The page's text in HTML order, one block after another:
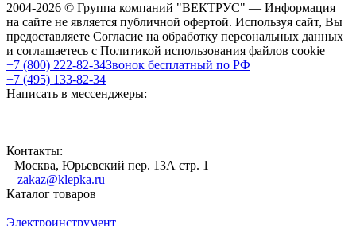
2004-2026 © Группа компаний "ВЕКТРУС" — Информация
на сайте не является публичной офертой. Используя сайт, Вы
предоставляете Согласие на обработку персональных данных
и соглашаетесь с Политикой использования файлов cookie
+7 (800) 222-82-34Звонок бесплатный по РФ
+7 (495) 133-82-34
Написать в мессенджеры:
Контакты:
Москва, Юрьевский пер. 13А стр. 1
zakaz@klepka.ru
Каталог товаров
Электроинструмент